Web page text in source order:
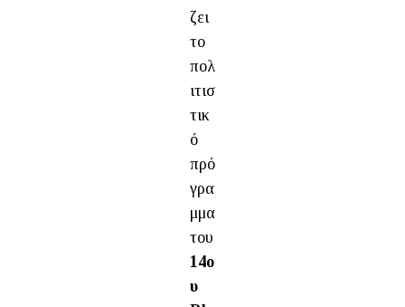
ζει
το
πολ
ιτισ
τικ
ό
πρό
γρα
μμα
του
14ο
υ